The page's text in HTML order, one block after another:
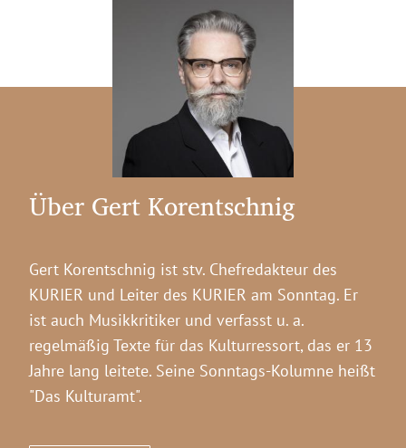
Über Gert Korentschnig
Gert Korentschnig ist stv. Chefredakteur des
KURIER und Leiter des KURIER am Sonntag. Er
ist auch Musikkritiker und verfasst u. a.
regelmäßig Texte für das Kulturressort, das er 13
Jahre lang leitete. Seine Sonntags-Kolumne heißt
"Das Kulturamt".